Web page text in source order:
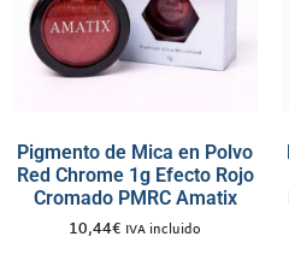
Pigmento de Mica en Polvo
Red Chrome 1g Efecto Rojo
Cromado PMRC Amatix
10,44€ IVA incluido